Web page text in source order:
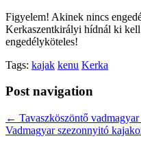
Figyelem! Akinek nincs
Kerkaszentkirályi hídnál ki
engedélyköteles!
Tags: kajak kenu Kerka
Post navigation
← Tavaszköszöntő
Vadmagyar szezonnyitó